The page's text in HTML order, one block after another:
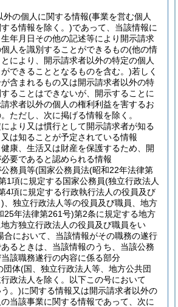
外の個人に関する情報(事業を営む個人
る情報を除く。)であって、当該情報に
年月日その他の記述等により開示請求
人を識別することができるもの(他の情
により、開示請求者以外の特定の個人
できることとなるものを含む。)若しく
含まれるもの又は開示請求者以外の特
ることはできないが、開示することに
求者以外の個人の権利利益を害するお
ただし、次に掲げる情報を除く。
より又は慣行として開示請求者が知る
は知ることが予定されている情報
康、生活又は財産を保護するため、開
要であると認められる情報
務員等(国家公務員法(昭和22年法律第
1項に規定する国家公務員(独立行政法人
4項に規定する行政執行法人の役員及び
、独立行政法人等の役員及び職員、地方
25年法律第261号)第2条に規定する地方
方独立行政法人の役員及び職員をい
合において、当該情報がその職務の遂行
るときは、当該情報のうち、当該公務
該職務遂行の内容に係る部分
団体(国、独立行政法人等、地方公共団
政法人を除く。以下この号において
う。)に関する情報又は開示請求者以外の
当該事業に関する情報であって、次に